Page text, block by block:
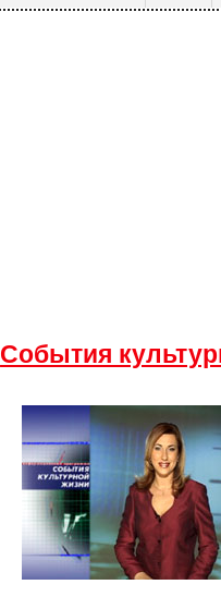
События